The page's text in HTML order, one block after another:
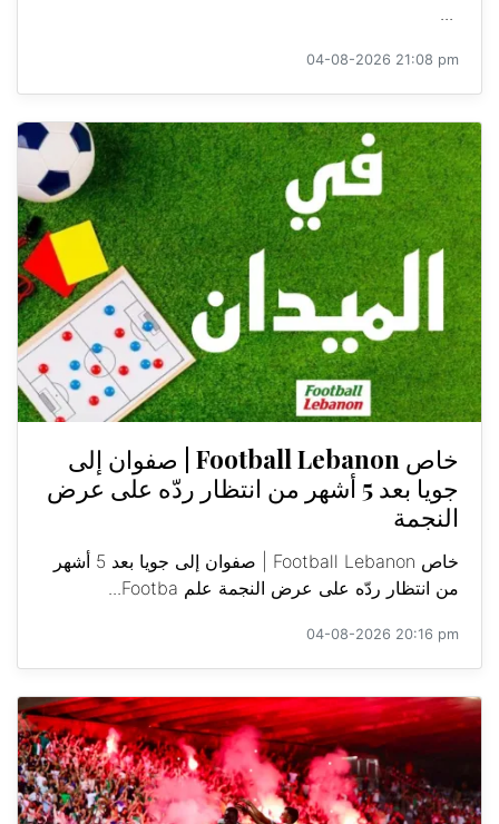
...
04-08-2026 21:08 pm
خاص Football Lebanon | صفوان إلى
جويا بعد 5 أشهر من انتظار ردّه على عرض
النجمة
خاص Football Lebanon | صفوان إلى جويا بعد 5 أشهر
من انتظار ردّه على عرض النجمة علم Footba...
04-08-2026 20:16 pm